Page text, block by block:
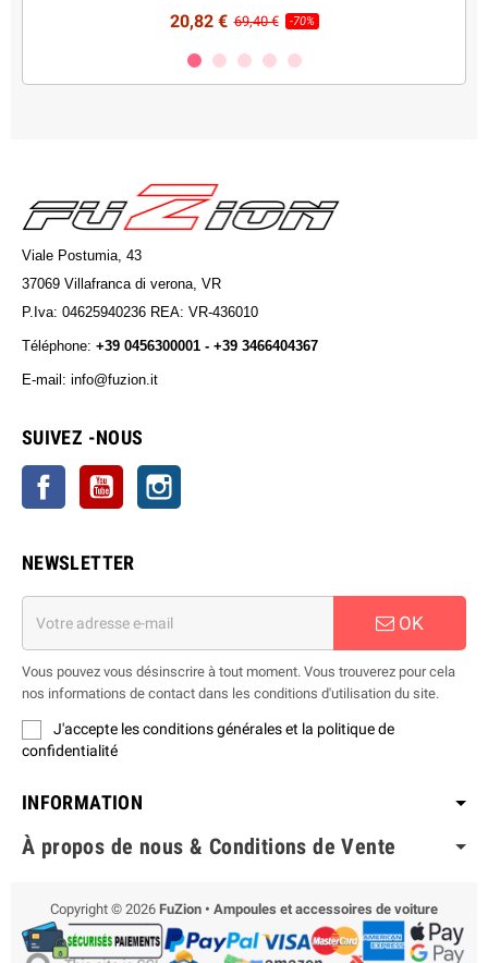
20,82 € 69,40 € -70%
Viale Postumia, 43
37069 Villafranca di verona, VR
P.Iva: 04625940236 REA: VR-436010
Téléphone: +39 0456300001 - +39 3466404367
E-mail: info@fuzion.it
SUIVEZ -NOUS
Facebook YouTube
NEWSLETTER
OK
Vous pouvez vous désinscrire à tout moment. Vous trouverez pour cela
nos informations de contact dans les conditions d'utilisation du site.
J'accepte les conditions générales et la politique de
confidentialité
INFORMATION
À propos de nous & Conditions de Vente
Copyright © 2026 FuZion • Ampoules et accessoires de voiture